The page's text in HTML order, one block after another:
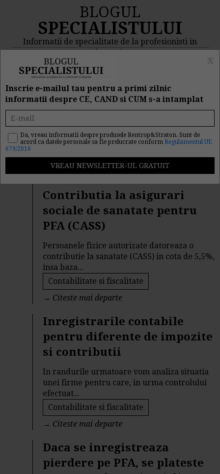
BLOGUL
SPECIALISTULUI
Informatii de specialitate de la profesionisti in
domeniu
MENIU
Rezultat cautare "cass"
Cautarea facuta dupa cuvantul/sirul de cuvinte "cass" a
returnat 163 articole.
Contributia la asigurari
sociale de sanatate pentru
PFA (CASS)
Persoanele fizice autorizate datoreaza o
contributie la sanatate (CASS) in cota de 5,5%,
insa baza...
Contabilitate si fiscalitate
→ Citeste mai departe
Inregistrarile contabile
pentru diferente de impozite
si contributii
In randurile urmatoare vom analiza situatia
unei firme pentru care, in urma controlului
efectuat...
Contabilitate si fiscalitate
→ Citeste mai departe
Daca se inregistreaza
pierdere pe PFA, se plateste
Inscrie e-mailul tau pentru a primi zilnic
informatii despre CE, CAND si CUM s-a intamplat
Da, vreau informatii despre produsele Rentrop&Straton. Sunt de
acord ca datele personale sa fie prelucrate conform Regulamentul UE
679/2016